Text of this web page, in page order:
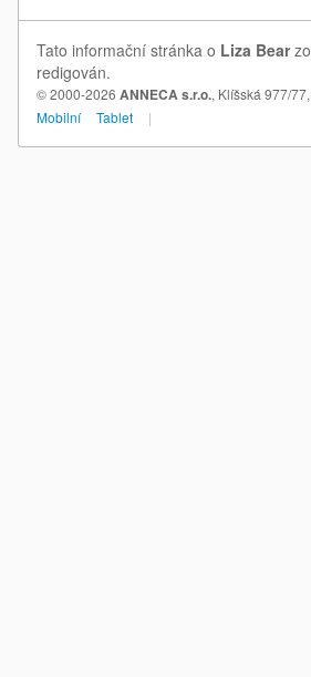
Tato informační stránka o Liza Bear
redigován.
© 2000-2026 ANNECA s.r.o., Klíšská 977/
Mobilní
Tablet |